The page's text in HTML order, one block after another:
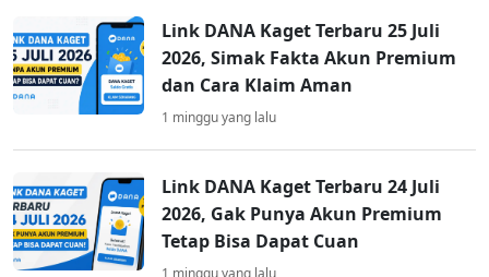
Link DANA Kaget Terbaru 25 Juli
2026, Simak Fakta Akun Premium
dan Cara Klaim Aman
1 minggu yang lalu
Link DANA Kaget Terbaru 24 Juli
2026, Gak Punya Akun Premium
Tetap Bisa Dapat Cuan